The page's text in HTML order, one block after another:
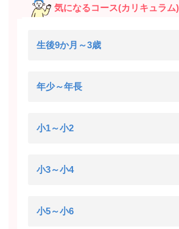
気になるコース(カリキュラム
生後9か月～3歳
年少～年長
小1～小2
小3～小4
小5～小6